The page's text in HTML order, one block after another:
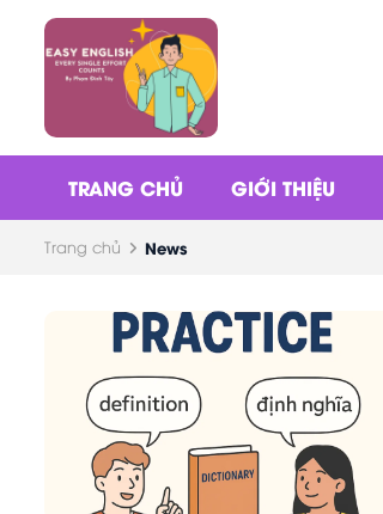
TRANG CHỦ GIỚI THIỆU
Trang chủ News